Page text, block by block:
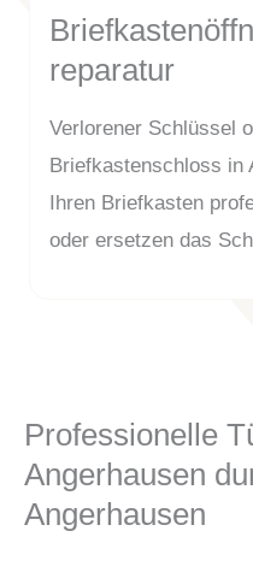
reparatur
Verlorener Schlüssel
Briefkastenschloss in
Ihren Briefkasten
oder ersetzen das
Professionelle
Angerhausen
Angerhausen